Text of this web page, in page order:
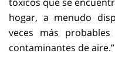
hogar, a menudo
veces más
contaminantes de aire.”